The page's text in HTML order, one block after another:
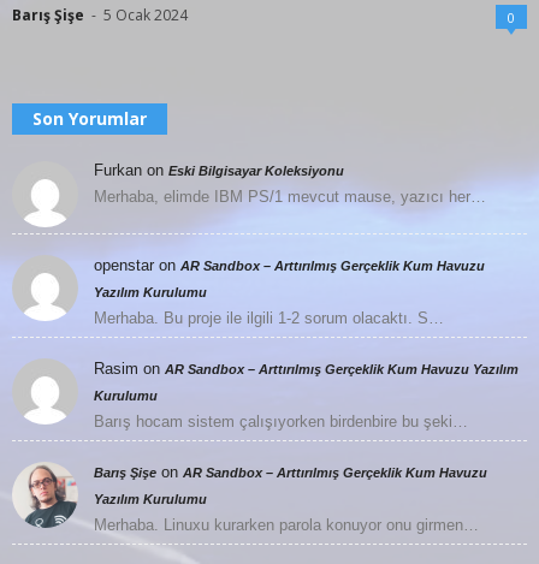
Barış Şişe - 5 Ocak 2024 0
Son Yorumlar
Furkan on Eski Bilgisayar Koleksiyonu
Merhaba, elimde IBM PS/1 mevcut mause, yazıcı her…
openstar on AR Sandbox – Arttırılmış Gerçeklik Kum Havuzu
Yazılım Kurulumu
Merhaba. Bu proje ile ilgili 1-2 sorum olacaktı. S…
Rasim on AR Sandbox – Arttırılmış Gerçeklik Kum Havuzu Yazılım
Kurulumu
Barış hocam sistem çalışıyorken birdenbire bu şeki…
Barış Şişe on AR Sandbox – Arttırılmış Gerçeklik Kum Havuzu
Yazılım Kurulumu
Merhaba. Linuxu kurarken parola konuyor onu girmen…